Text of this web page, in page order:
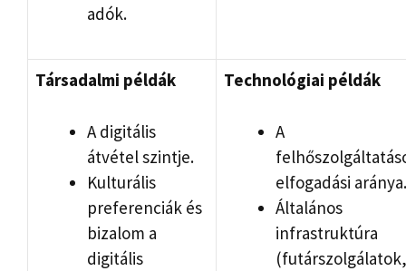
adók.
Társadalmi példák
A digitális
átvétel szintje.
Kulturális
preferenciák és
bizalom a
digitális
Technológiai példák
A
elfogadási aránya.
Általános
infrastruktúra
(futárszolgálatok,